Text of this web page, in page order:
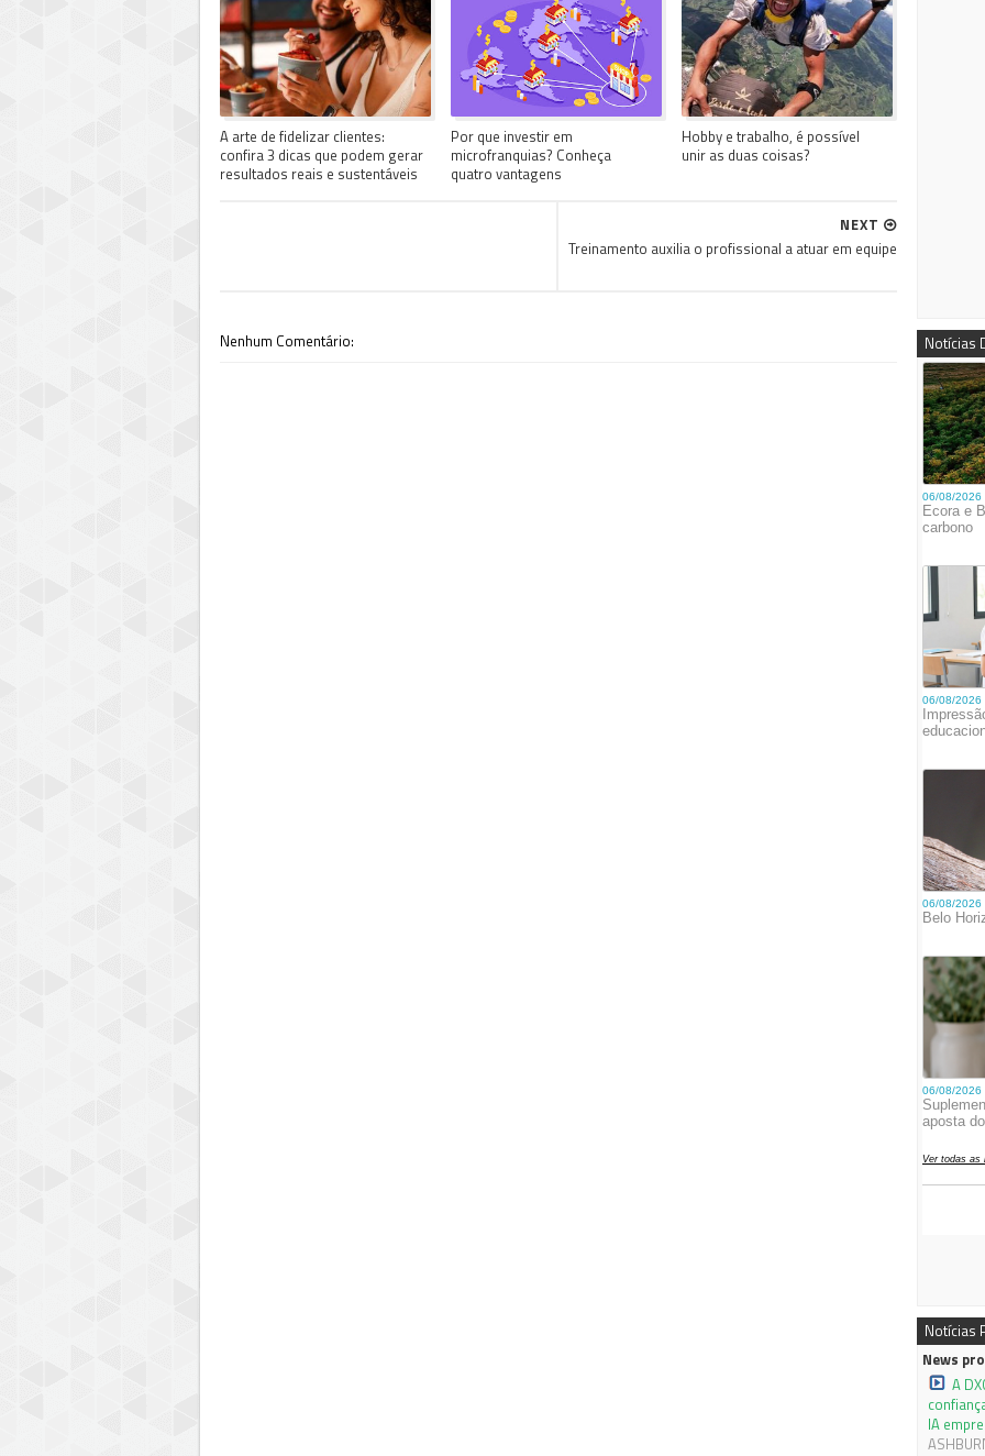
A arte de fidelizar clientes:
confira 3 dicas que podem gerar
resultados reais e sustentáveis
Por que investir em
microfranquias? Conheça
quatro vantagens
Hobby e trabalho, é possível
unir as duas coisas?
NEXT
Treinamento auxilia o profissional a atuar em equipe
Nenhum Comentário: Notícias
Notícias
News
A
IA